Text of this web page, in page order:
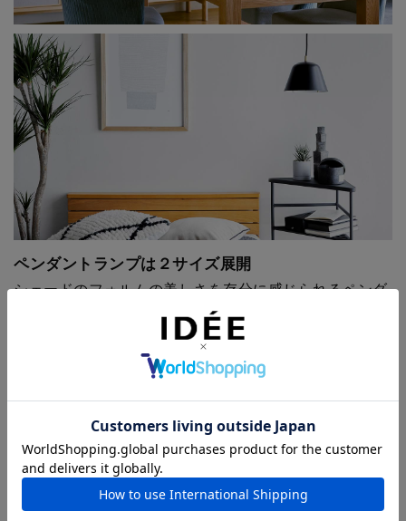
ペンダントランプは２サイズ展開
シェードのフォルムの美しさを存分に感じられるペンダ
ントランプは、２サイズをご用意しました。Lサイズは
リビングやダイニングに、Mサイズはベッドサイドやエ
ントランスなどのほか、リビングなどでの複数使いにも